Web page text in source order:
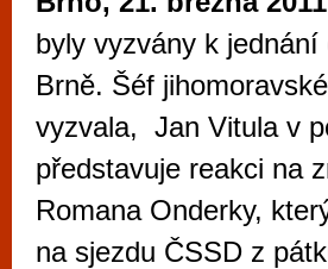
byly vyzvány k
Brně. Šéf
vyzvala, Jan Vitula v
představuje reakci na
Romana Onderky,
na sjezdu ČSSD z
Mimo jiné je ale také
vyzkoušet různé
metropoli naleznete
po moderní automaty
příležitostné hráče. V...